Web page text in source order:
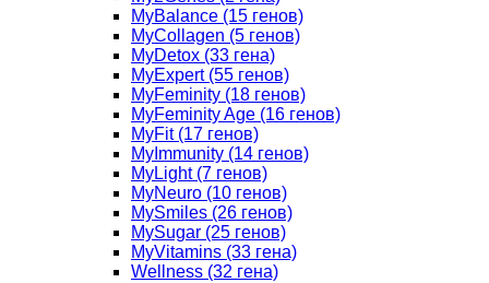
MyBalance (15 генов)
MyCollagen (5 генов)
MyDetox (33 гена)
MyExpert (55 генов)
MyFeminity (18 генов)
MyFeminity Age (16 генов)
MyFit (17 генов)
MyImmunity (14 генов)
MyLight (7 генов)
MyNeuro (10 генов)
MySmiles (26 генов)
MySugar (25 генов)
MyVitamins (33 гена)
Wellness (32 гена)